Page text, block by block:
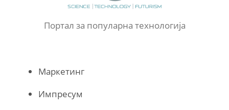
Портал за популарна технологија
Маркетинг
Импресум